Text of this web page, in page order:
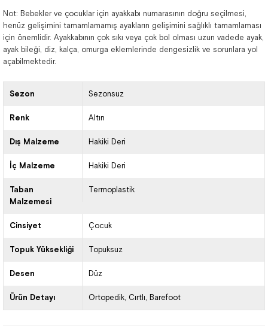
Not: Bebekler ve çocuklar için ayakkabı numarasının doğru seçilmesi,
henüz gelişimini tamamlamamış ayakların gelişimini sağlıklı tamamlaması
için önemlidir. Ayakkabının çok sıkı veya çok bol olması uzun vadede ayak,
ayak bileği, diz, kalça, omurga eklemlerinde dengesizlik ve sorunlara yol
açabilmektedir.
Sezon Sezonsuz
Renk Altın
Dış Malzeme Hakiki Deri
İç Malzeme Hakiki Deri
Taban
Malzemesi
Termoplastik
Cinsiyet Çocuk
Topuk Yüksekliği Topuksuz
Desen Düz
Ürün Detayı Ortopedik Cırtlı Barefoot